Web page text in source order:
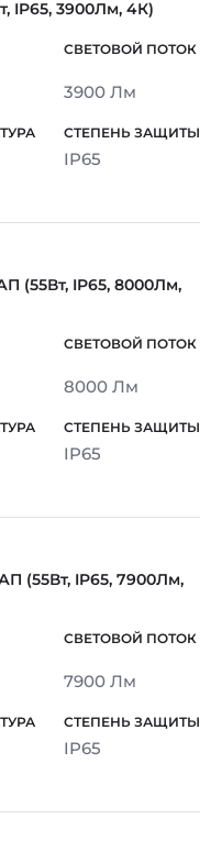
IP65, 3900Лм, 4К)
3900 Лм
IP65
(55Вт, IP65, 8000Лм,
8000 Лм
IP65
(55Вт, IP65, 7900Лм,
7900 Лм
IP65